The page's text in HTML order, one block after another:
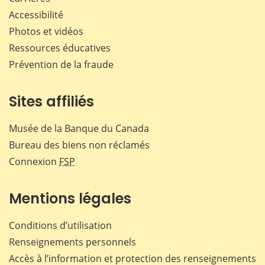
Accessibilité
Photos et vidéos
Ressources éducatives
Prévention de la fraude
Sites affiliés
Musée de la Banque du Canada
Bureau des biens non réclamés
Connexion FSP
Mentions légales
Conditions d’utilisation
Renseignements personnels
Accès à l’information et protection des renseignements